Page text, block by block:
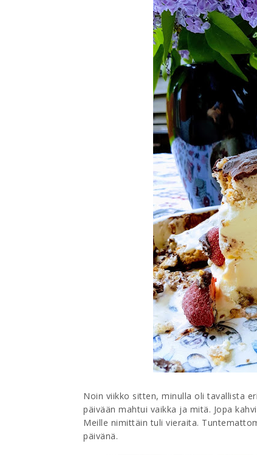
Noin viikko sitten, minulla oli tavallista
päivään mahtui vaikka ja mitä. Jopa
Meille nimittäin tuli vieraita.
päivänä.